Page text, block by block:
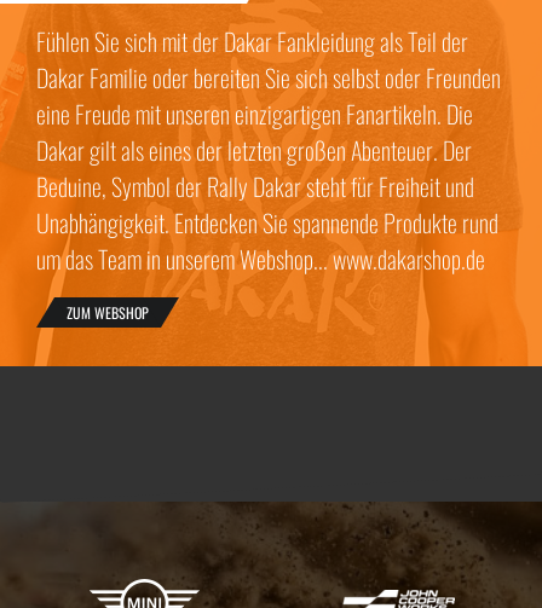
Fühlen Sie sich mit der Dakar Fankleidung als Teil der
Dakar Familie oder bereiten Sie sich selbst oder Freunden
eine Freude mit unseren einzigartigen Fanartikeln. Die
Dakar gilt als eines der letzten großen Abenteuer. Der
Beduine, Symbol der Rally Dakar steht für Freiheit und
Unabhängigkeit. Entdecken Sie spannende Produkte rund
um das Team in unserem Webshop... www.dakarshop.de
ZUM WEBSHOP
X-raid Partner